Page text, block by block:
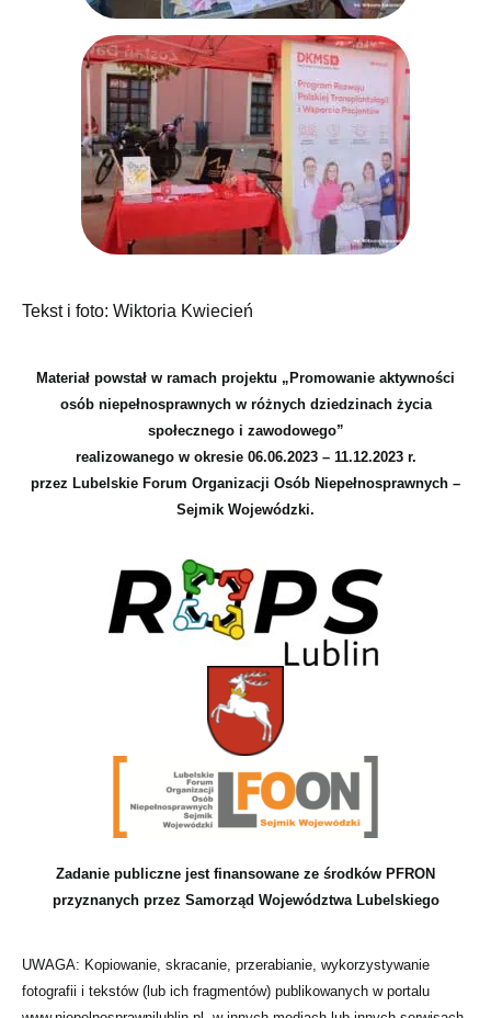
Tekst i foto: Wiktoria Kwiecień
Materiał powstał w ramach projektu „Promowanie aktywności
osób niepełnosprawnych w różnych dziedzinach życia
społecznego i zawodowego”
realizowanego w okresie 06.06.2023 – 11.12.2023 r.
przez Lubelskie Forum Organizacji Osób Niepełnosprawnych –
Sejmik Wojewódzki.
Zadanie publiczne jest finansowane ze środków PFRON
przyznanych przez Samorząd Województwa Lubelskiego
UWAGA: Kopiowanie, skracanie, przerabianie, wykorzystywanie
fotografii i tekstów (lub ich fragmentów) publikowanych w portalu